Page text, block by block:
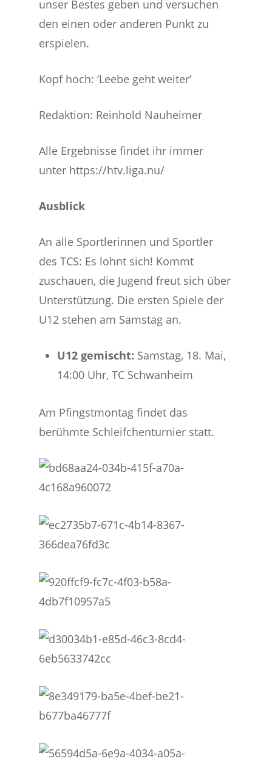
unser Bestes geben und versuchen
den einen oder anderen Punkt zu
erspielen.
Kopf hoch: ‘Leebe geht weiter’
Redaktion: Reinhold Nauheimer
Alle Ergebnisse findet ihr immer
unter https://htv.liga.nu/
Ausblick
An alle Sportlerinnen und Sportler
des TCS: Es lohnt sich! Kommt
zuschauen, die Jugend freut sich über
Unterstützung. Die ersten Spiele der
U12 stehen am Samstag an.
U12 gemischt: Samstag, 18. Mai,
14:00 Uhr, TC Schwanheim
Am Pfingstmontag findet das
berühmte Schleifchenturnier statt.